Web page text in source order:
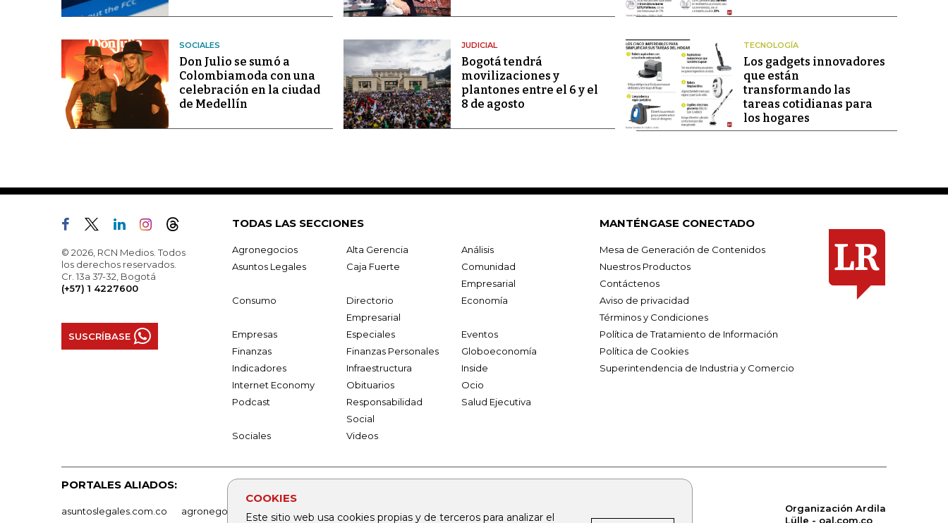
COOKIES
Este sitio web usa cookies propias y de terceros para analizar el
SOCIALES
Don Julio se sumó a
Colombiamoda con una
celebración en la ciudad
de Medellín
JUDICIAL
Bogotá tendrá
movilizaciones y
plantones entre el 6 y el
8 de agosto
TECNOLOGÍA
Los gadgets innovadores
que están
transformando las
tareas cotidianas para
los hogares
© 2026, RCN Medios. Todos
los derechos reservados.
Cr. 13a 37-32, Bogotá
(+57) 1 4227600
SUSCRÍBASE
TODAS LAS SECCIONES
Agronegocios Alta Gerencia
Análisis
Asuntos Legales
Caja Fuerte
Comunidad
Empresarial
Consumo
Directorio
Empresarial
Economía
Empresas Especiales
Eventos
Finanzas
Finanzas Personales
Globoeconomía
Indicadores
Infraestructura
Inside
Internet Economy
Obituarios
Ocio
Podcast
Responsabilidad
Social
Salud Ejecutiva
Sociales Videos
MANTÉNGASE CONECTADO
Mesa de Generación de Contenidos
Nuestros Productos
Contáctenos
Aviso de privacidad
Términos y Condiciones
Política de Tratamiento de Información
Política de Cookies
Superintendencia de Industria y Comercio
PORTALES ALIADOS:
asuntoslegales.com.co agronegocios.co empresas.larepublica.co firmasdeabogados.com
bolsaencolombia.com
Organización Ardila
Lülle - oal.com.co